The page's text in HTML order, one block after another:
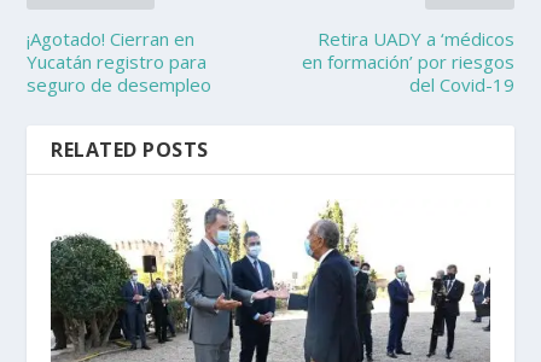
¡Agotado! Cierran en
Yucatán registro para
seguro de desempleo
Retira UADY a ‘médicos
en formación’ por riesgos
del Covid-19
RELATED POSTS